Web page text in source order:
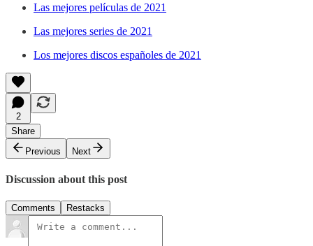
Las mejores películas de 2021
Las mejores series de 2021
Los mejores discos españoles de 2021
2
Share
Previous
Next
Discussion about this post
Comments Restacks